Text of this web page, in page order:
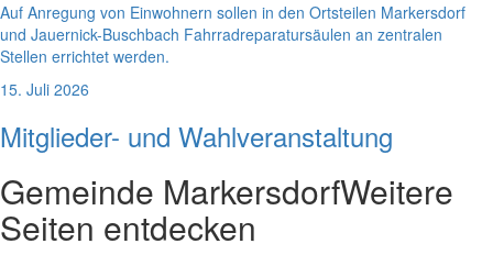
Auf Anregung von Einwohnern sollen in den Ortsteilen Markersdorf
und Jauernick-Buschbach Fahrradreparatursäulen an zentralen
Stellen errichtet werden.
15. Juli 2026
Mitglieder- und Wahlveranstaltung
Gemeinde MarkersdorfWeitere
Seiten entdecken